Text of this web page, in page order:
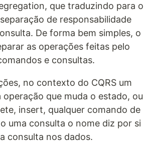
que traduzindo para o
de responsabilidade
De forma bem simples, o
as operações feitas pelo
e consultas.
no contexto do CQRS um
que muda o estado, ou
insert, qualquer comando de
uma consulta o nome diz por si
consulta nos dados.